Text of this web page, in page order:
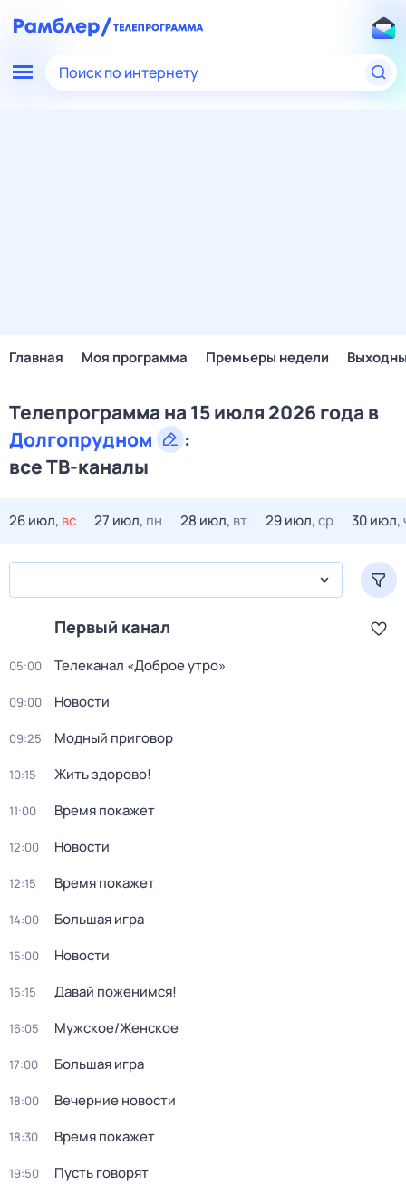
Поиск по интернету
Главная Моя программа Премьеры недели
Телепрограмма на 15 июля 2026 года в
Долгопрудном
:
все ТВ-каналы
26 июл, вс 27 июл, пн 28 июл, вт 29 июл,ср 30 июл,
Первый канал
05:00 Телеканал «Доброе утро»
09:00 Новости
09:25 Модный приговор
10:15 Жить здорово!
11:00 Время покажет
12:00 Новости
12:15 Время покажет
14:00 Большая игра
15:00 Новости
15:15 Давай поженимся!
16:05 Мужское/Женское
17:00 Большая игра
18:00 Вечерние новости
18:30 Время покажет
19:50 Пусть говорят